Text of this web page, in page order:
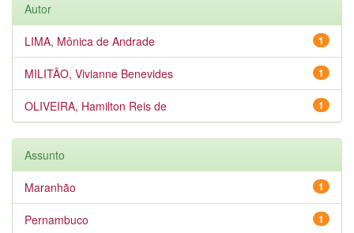
Autor
1
LIMA, Mônica de Andrade
1
MILITÃO, Vivianne Benevides
1
OLIVEIRA, Hamilton Reis de
Assunto
1
Maranhão
1
Pernambuco